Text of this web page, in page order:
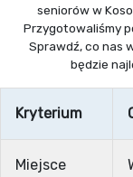
seniorów w
Przygotowaliśmy
Sprawdź, co nas
będzie
Kryterium
Miejsce